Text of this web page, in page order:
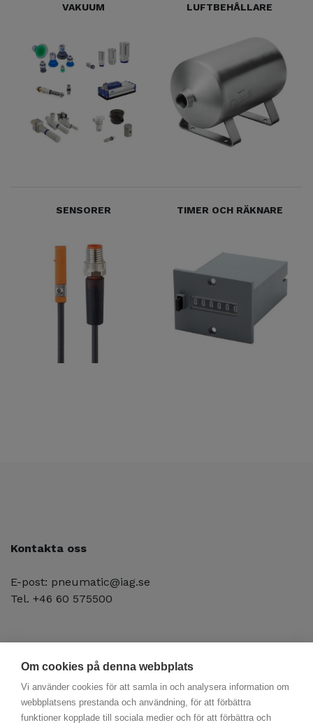
Om cookies på denna webbplats
Vi använder cookies för att samla in och analysera information om
webbplatsens prestanda och användning, för att förbättra
funktioner kopplade till sociala medier och för att förbättra och
VAKUUM LUFTBEHÅLLARE
SENSORER TIMER OCH RÄKNARE
Kontakta oss
E-post: pneumatic@iag.se
Tel. +46 60 575500